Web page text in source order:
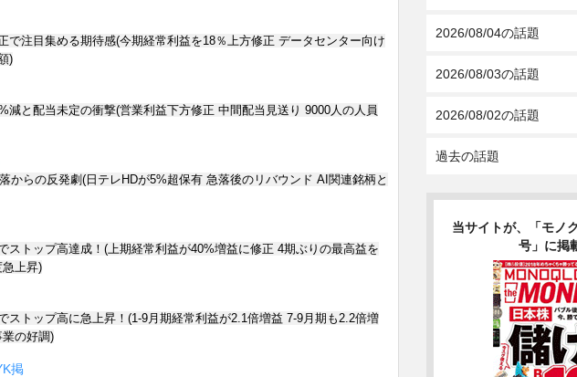
で注目集める期待感(今期経常利益を18％上方修正 データセンター向け
)
減と配当未定の衝撃(営業利益下方修正 中間配当見送り 9000人の人員
からの反発劇(日テレHDが5%超保有 急落後のリバウンド AI関連銘柄と
ストップ高達成！(上期経常利益が40%増益に修正 4期ぶりの最高益を
上昇)
ストップ高に急上昇！(1-9月期経常利益が2.1倍増益 7-9月期も2.2倍増
の好調)
K掲
2026/08/04の話題
2026/08/03の話題
2026/08/02の話題
過去の話題
当サイトが、「モノ
号」に掲